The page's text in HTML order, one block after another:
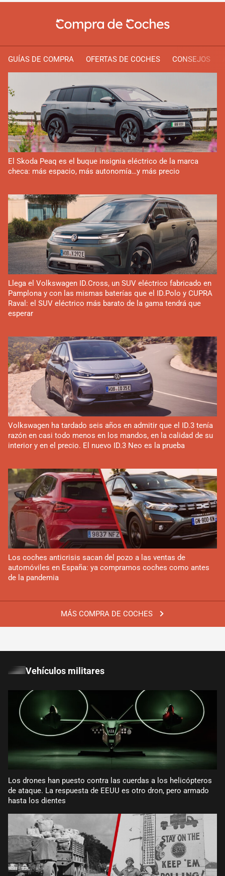
GUÍAS DE COMPRA OFERTAS DE COCHES CONSEJOS
MÁS COMPRA DE COCHES
El Skoda Peaq es el buque insignia eléctrico de la marca
checa: más espacio, más autonomía…y más precio
Llega el Volkswagen ID.Cross, un SUV eléctrico fabricado en
Pamplona y con las mismas baterías que el ID.Polo y CUPRA
Raval: el SUV eléctrico más barato de la gama tendrá que
esperar
Volkswagen ha tardado seis años en admitir que el ID.3 tenía
razón en casi todo menos en los mandos, en la calidad de su
interior y en el precio. El nuevo ID.3 Neo es la prueba
Los coches anticrisis sacan del pozo a las ventas de
automóviles en España: ya compramos coches como antes
de la pandemia
Vehículos militares
Los drones han puesto contra las cuerdas a los helicópteros
de ataque. La respuesta de EEUU es otro dron, pero armado
hasta los dientes